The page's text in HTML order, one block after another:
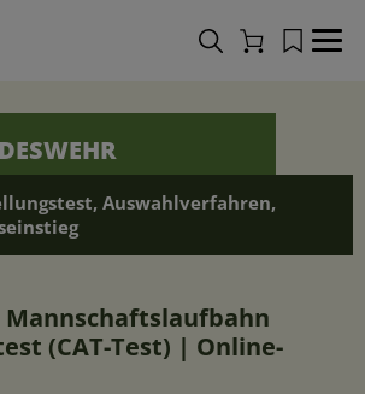
Merkliste
Auswahlverfahren,
Mannschaftslaufbahn
(CAT-Test) | Online-